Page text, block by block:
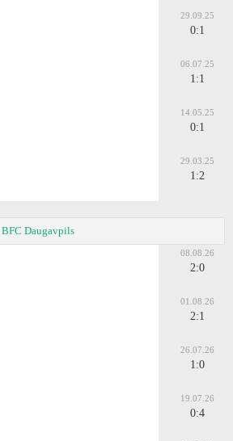
29.09.25
0:1
06.07.25
1:1
14.05.25
0:1
29.03.25
1:2
BFC Daugavpils
08.08.26
2:0
01.08.26
2:1
26.07.26
1:0
19.07.26
0:4